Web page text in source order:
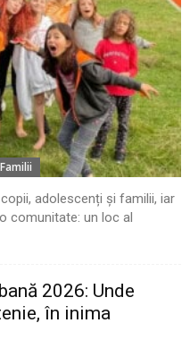
adolescenți și familii, iar
comunitate: un loc al
2026: Unde
în inima